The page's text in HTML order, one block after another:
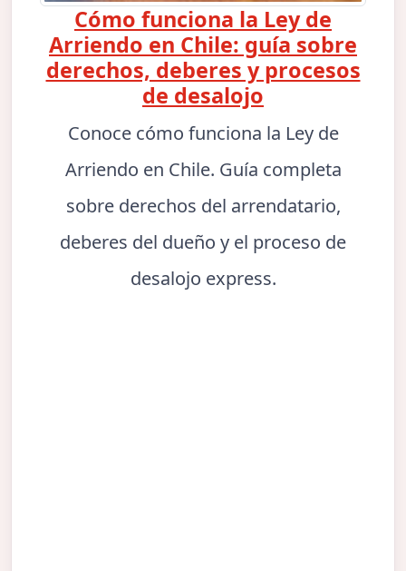
Cómo funciona la Ley de
Arriendo en Chile: guía sobre
derechos, deberes y procesos
de desalojo
Conoce cómo funciona la Ley de
Arriendo en Chile. Guía completa
sobre derechos del arrendatario,
deberes del dueño y el proceso de
desalojo express.